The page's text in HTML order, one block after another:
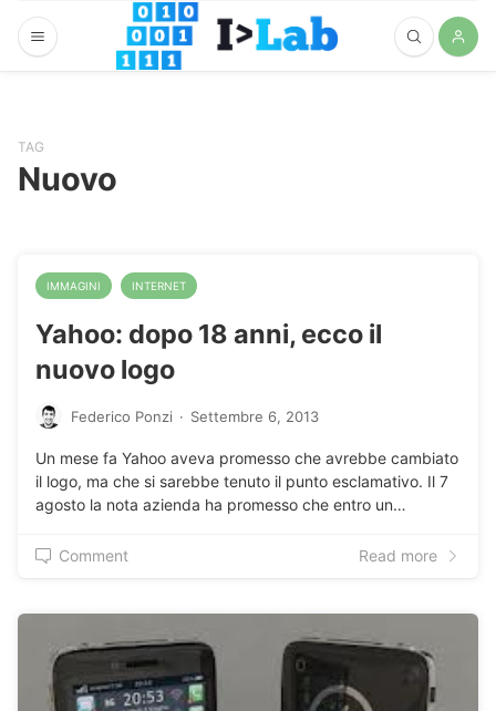
TAG
Nuovo
IMMAGINI INTERNET
Yahoo: dopo 18 anni, ecco il
nuovo logo
Federico Ponzi · Settembre 6, 2013
Un mese fa Yahoo aveva promesso che avrebbe cambiato
il logo, ma che si sarebbe tenuto il punto esclamativo. Il 7
agosto la nota azienda ha promesso che entro un…
Comment Read more